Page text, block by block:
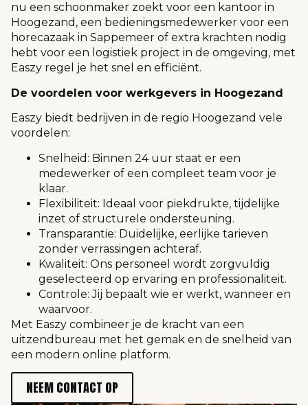
nu een schoonmaker zoekt voor een kantoor in
Hoogezand, een bedieningsmedewerker voor een
horecazaak in Sappemeer of extra krachten nodig
hebt voor een logistiek project in de omgeving, met
Easzy regel je het snel en efficiënt.
De voordelen voor werkgevers in Hoogezand
Easzy biedt bedrijven in de regio Hoogezand vele
voordelen:
Snelheid: Binnen 24 uur staat er een
medewerker of een compleet team voor je
klaar.
Flexibiliteit: Ideaal voor piekdrukte, tijdelijke
inzet of structurele ondersteuning.
Transparantie: Duidelijke, eerlijke tarieven
zonder verrassingen achteraf.
Kwaliteit: Ons personeel wordt zorgvuldig
geselecteerd op ervaring en professionaliteit.
Controle: Jij bepaalt wie er werkt, wanneer en
waarvoor.
Met Easzy combineer je de kracht van een
uitzendbureau met het gemak en de snelheid van
een modern online platform.
NEEM CONTACT OP